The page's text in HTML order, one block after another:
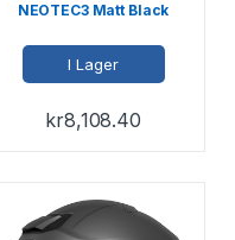
NEOTEC3 Matt Black
I Lager
kr8,108.40